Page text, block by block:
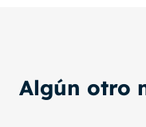
Algún otro